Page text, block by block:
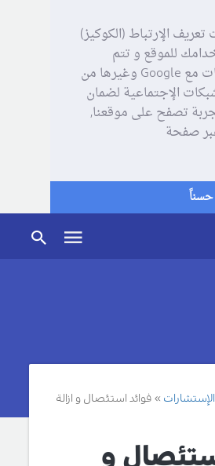
الإرتباط (الكوكيز)
للموقع و تتم
مشاركة بعض المعلومات مع Google وغيرها من
الإجتماعية لضمان
تصفح على موقعنا,
صفحة
حسناً
فوائد استئصال و ازالة
و